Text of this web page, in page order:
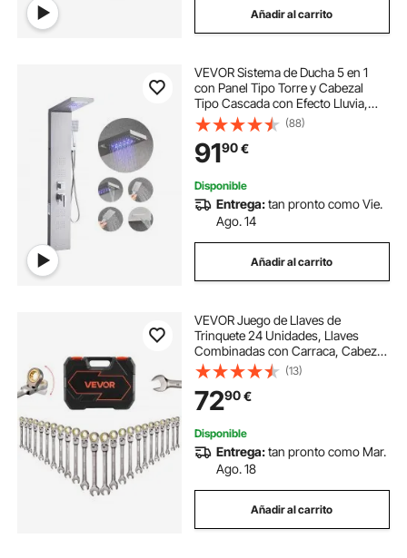
Añadir al carrito
VEVOR Sistema de Ducha 5 en 1
con Panel Tipo Torre y Cabezal
Tipo Cascada con Efecto Lluvia,
LED, Columna de Ducha de Acero
Inoxidable Cepillado, Grifo 5
Funciones, con Caño de Mano y de
Bañera
(88)
9190€
Disponible
Entrega:tan pronto como Vie.
Ago. 14
Añadir al carrito
VEVOR Juego de Llaves de
Trinquete 24 Unidades, Llaves
Combinadas con Carraca, Cabezas
Flexibles, Métrica y SAE, con
Estuche de Almacenamiento, para
Reparación de Automóvil Bricolaje
Hogar, Niquelado
(13)
7290€
Disponible
Entrega:tan pronto como Mar.
Ago. 18
Añadir al carrito